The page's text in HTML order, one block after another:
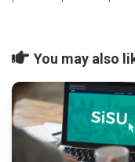
You may also